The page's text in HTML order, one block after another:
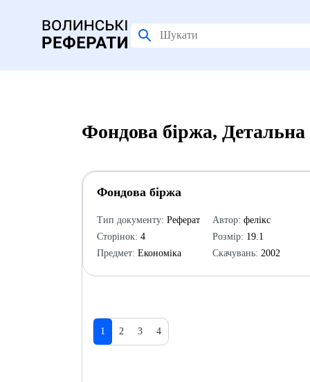
Фондова біржа, Детальна
Фондова біржа
Тип документу: Реферат
Сторінок: 4
Предмет: Економіка
Автор: фелікс
Розмір: 19.1
Скачувань: 2002
1 2 3 4